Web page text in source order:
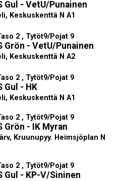
Gul - VetU/Punainen
Keskuskenttä N A1
2 , Tytöt9/Pojat 9
Grön - VetU/Punainen
Keskuskenttä N A2
2 , Tytöt9/Pojat 9
Gul - HK
Keskuskenttä N A1
2 , Tytöt9/Pojat 9
Grön - IK Myran
Kruunupyy. Heimsjöplan N
2 , Tytöt9/Pojat 9
Gul - KP-V/Sininen